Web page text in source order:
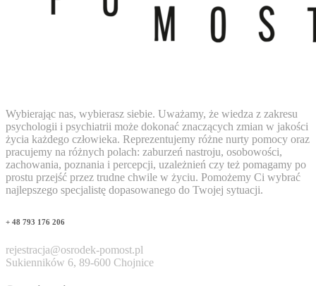
Wybierając nas, wybierasz siebie. Uważamy, że wiedza z zakresu
psychologii i psychiatrii może dokonać znaczących zmian w jakości
życia każdego człowieka. Reprezentujemy różne nurty pomocy oraz
pracujemy na różnych polach: zaburzeń nastroju, osobowości,
zachowania, poznania i percepcji, uzależnień czy też pomagamy po
prostu przejść przez trudne chwile w życiu. Pomożemy Ci wybrać
najlepszego specjalistę dopasowanego do Twojej sytuacji.
+ 48 793 176 206
rejestracja@osrodek-pomost.pl
Sukienników 6, 89-600 Chojnice